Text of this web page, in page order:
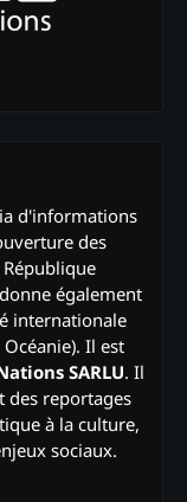
d'informations
des
également
internationale
Il est
SARLU. Il
des reportages
à la culture,
sociaux.